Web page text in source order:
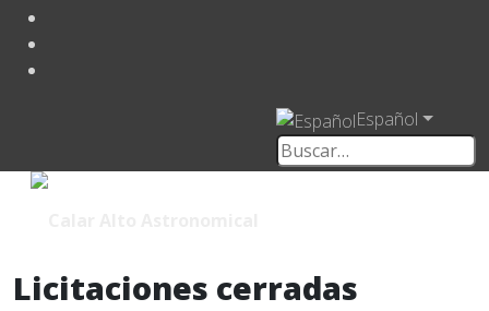
Español
Licitaciones cerradas